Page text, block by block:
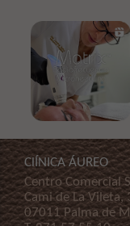
ClÍNICA ÁUREO
Centro Comercial
Cami de La Vileta,
07011 Palma de